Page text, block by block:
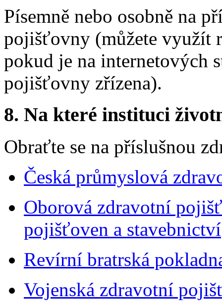
Písemně nebo osobně na
pojišťovny (můžete využít
pokud je na internetových
pojišťovny zřízena).
8. Na které instituci
Obraťte se na příslušnou
Česká průmyslová
Oborová zdravotní
pojišťoven a stavebnictví
Revírní bratrská
Vojenská zdravotní